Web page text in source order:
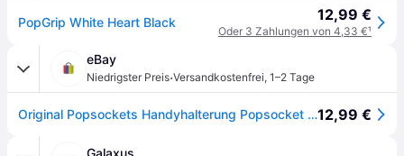
PopGrip White Heart Black 12,99 €
Oder 3 Zahlungen von 4,33 €¹
eBay
Niedrigster Preis·Versandkostenfrei, 1–2 Tage
Original Popsockets Handyhalterung Popsocket Handygriff White Heart Schwarz12,99 €
Galaxus